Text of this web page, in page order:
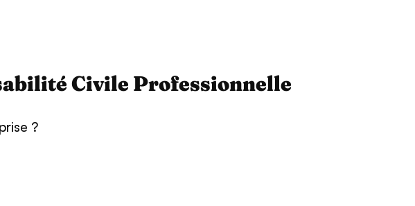
Civile Professionnelle
?